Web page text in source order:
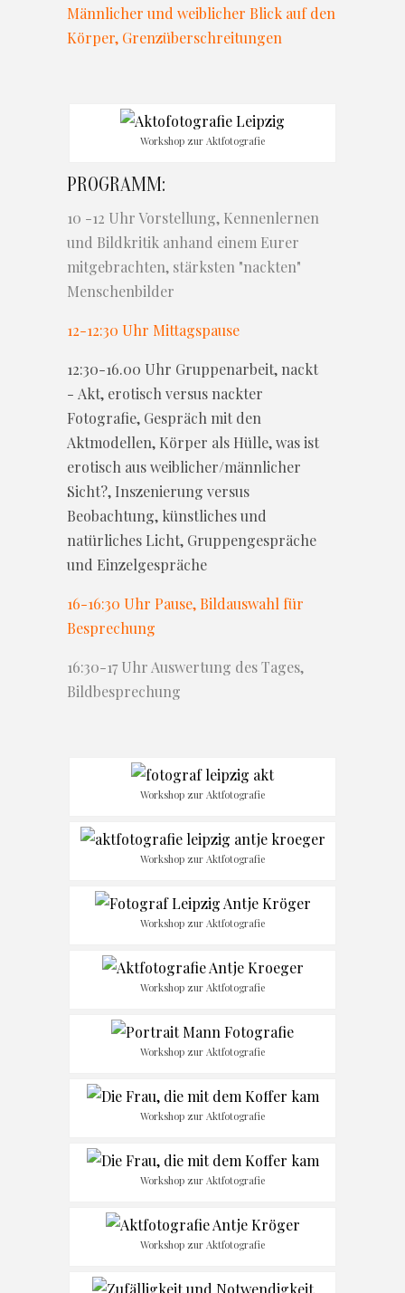
Männlicher und weiblicher Blick auf den
Körper, Grenzüberschreitungen
Workshop zur Aktfotografie
PROGRAMM:
10 -12 Uhr Vorstellung, Kennenlernen
und Bildkritik anhand einem Eurer
mitgebrachten, stärksten "nackten"
Menschenbilder
12-12:30 Uhr Mittagspause
12:30-16.00 Uhr Gruppenarbeit, nackt
- Akt, erotisch versus nackter
Fotografie, Gespräch mit den
Aktmodellen, Körper als Hülle, was ist
erotisch aus weiblicher/männlicher
Sicht?, Inszenierung versus
Beobachtung, künstliches und
natürliches Licht, Gruppengespräche
und Einzelgespräche
16-16:30 Uhr Pause, Bildauswahl für
Besprechung
16:30-17 Uhr Auswertung des Tages,
Bildbesprechung
Workshop zur Aktfotografie
Workshop zur Aktfotografie
Workshop zur Aktfotografie
Workshop zur Aktfotografie
Workshop zur Aktfotografie
Workshop zur Aktfotografie
Workshop zur Aktfotografie
Workshop zur Aktfotografie